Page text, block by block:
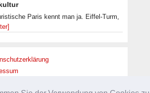
Paris kennt man ja. Eiffel-Turm,